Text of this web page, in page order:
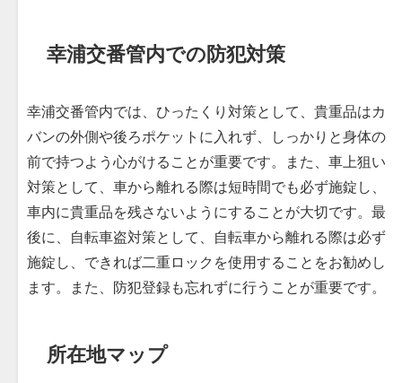
幸浦交番管内での防犯対策
幸浦交番管内では、ひったくり対策として、貴重品はカ
バンの外側や後ろポケットに入れず、しっかりと身体の
前で持つよう心がけることが重要です。また、車上狙い
対策として、車から離れる際は短時間でも必ず施錠し、
車内に貴重品を残さないようにすることが大切です。最
後に、自転車盗対策として、自転車から離れる際は必ず
施錠し、できれば二重ロックを使用することをお勧めし
ます。また、防犯登録も忘れずに行うことが重要です。
所在地マップ